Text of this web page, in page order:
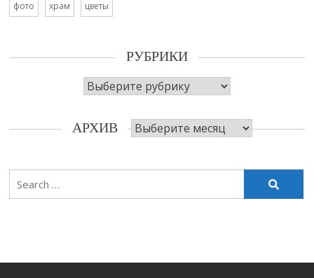
фото храм цветы
РУБРИКИ
Рубрики
АРХИВ Архив
Search
for: